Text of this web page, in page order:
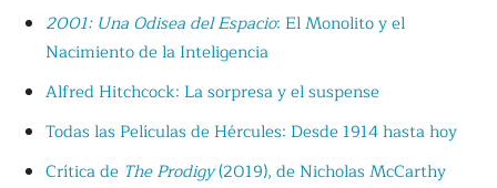
2001: Una Odisea del Espacio: El Monolito y el
Nacimiento de la Inteligencia
Alfred Hitchcock: La sorpresa y el suspense
Todas las Películas de Hércules: Desde 1914 hasta hoy
Crítica de The Prodigy(2019), de Nicholas McCarthy